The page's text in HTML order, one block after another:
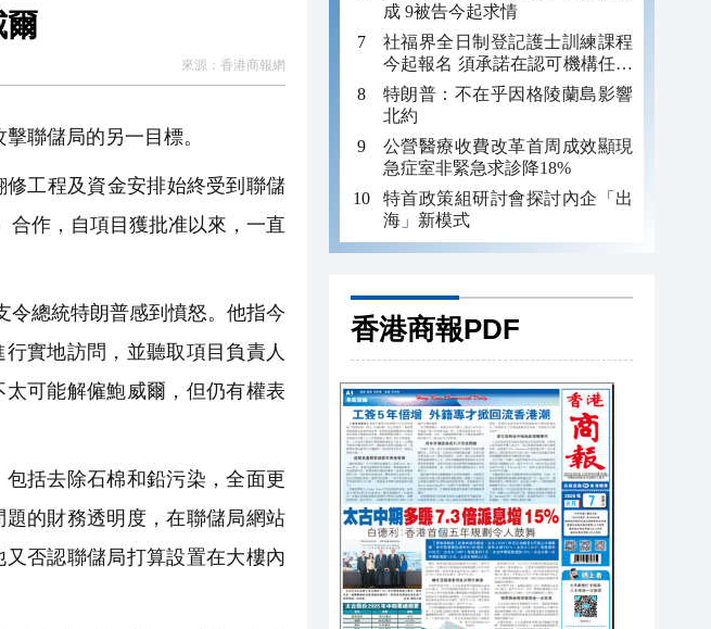
爾
來源： 香港商報網
聯儲局的另一目標。
工程及資金安排始終受到聯儲
合作，自項目獲批准以來，一直
總統特朗普感到憤怒。他指今
實地訪問，並聽取項目負責人
可能解僱鮑威爾，但仍有權表
括去除石棉和鉛污染，全面更
的財務透明度，在聯儲局網站
否認聯儲局打算設置在大樓內
成 9被告今起求情
社福界全日制登記護士訓練課程
今起報名 須承諾在認可機構任職
至少三年
特朗普：不在乎因格陵蘭島影響
北約
公營醫療收費改革首周成效顯現
急症室非緊急求診降18%
特首政策組研討會探討內企「出
海」新模式
香港商報PDF